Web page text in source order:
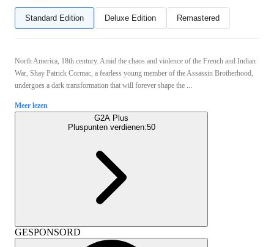
Standard Edition Deluxe Edition Remastered
North America, 18th century. Amid the chaos and violence of the French and Indian
War, Shay Patrick Cormac, a fearless young member of the Assassin Brotherhood,
undergoes a dark transformation that will forever shape the ...
Meer lezen
G2A Plus
Pluspunten verdienen:50
GESPONSORD